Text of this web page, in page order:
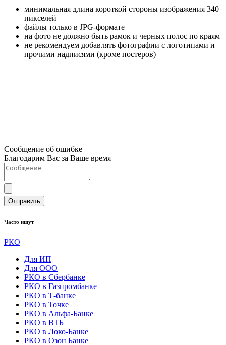
минимальная длина короткой стороны изображения 340
пикселей
файлы только в JPG-формате
на фото не должно быть рамок и черных полос по краям
не рекомендуем добавлять фотографии с логотипами и
прочими надписями (кроме постеров)
Сообщение об ошибке
Благодарим Вас за Ваше время
Отправить
Часто ищут
РКО
Для ИП
Для ООО
РКО в Сбербанке
РКО в Газпромбанке
РКО в Т-банке
РКО в Точке
РКО в Альфа-Банке
РКО в ВТБ
РКО в Локо-Банке
РКО в Озон Банке